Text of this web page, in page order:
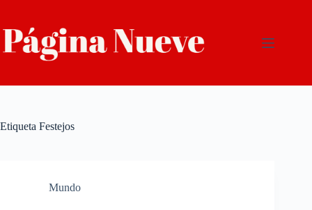
contenido
Etiqueta Festejos
Mundo